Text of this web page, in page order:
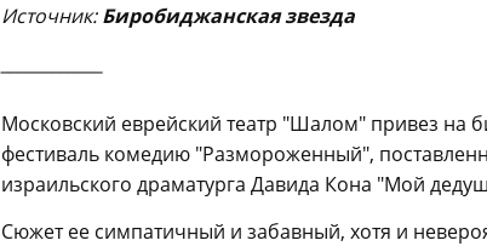
Источник:Биробиджанская звезда
Московский еврейский театр "Шалом" привез на
фестиваль комедию "Размороженный",
израильского драматурга Давида Кона "Мой
Сюжет ее симпатичный и забавный, хотя и